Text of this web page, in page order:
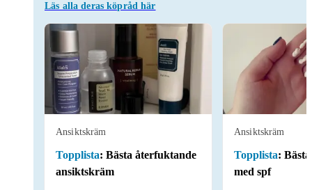
Läs alla deras köpråd här
Ansiktskräm
Topplista: Bästa återfuktande
ansiktskräm
Ansiktskräm
Topplista:
med spf